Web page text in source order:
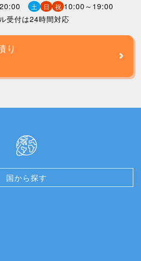
20:00 土 日 祝 10:00～19:00
受付は24時間対応
り
国から探す